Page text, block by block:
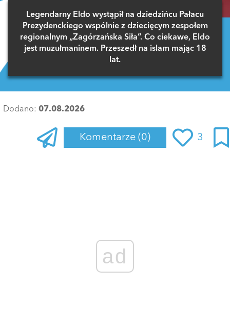
Legendarny Eldo wystąpił na dziedzińcu Pałacu
Prezydenckiego wspólnie z dziecięcym zespołem
regionalnym „Zagórzańska Siła”. Co ciekawe, Eldo
jest muzułmaninem. Przeszedł na islam mając 18
lat.
Dodano: 07.08.2026
Komentarze (0) 3
ad